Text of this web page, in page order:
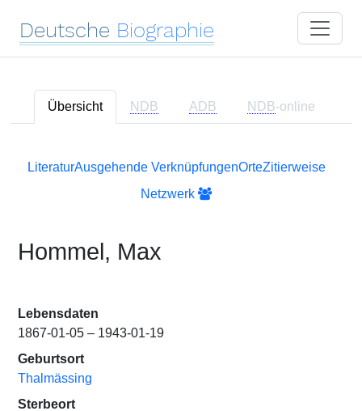
Deutsche Biographie
Übersicht NDB ADB NDB-online
LiteraturAusgehende VerknüpfungenOrteZitierweise
Netzwerk
Hommel, Max
Lebensdaten
1867-01-05 – 1943-01-19
Geburtsort
Thalmässing
Sterbeort